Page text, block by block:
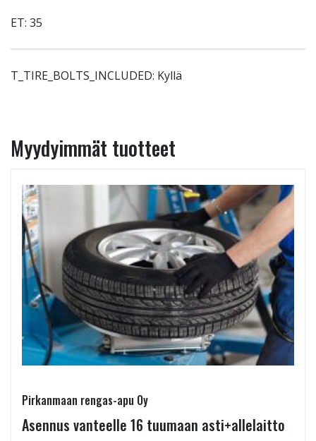
ET: 35
T_TIRE_BOLTS_INCLUDED: Kyllä
Myydyimmät tuotteet
Pirkanmaan rengas-apu Oy
Asennus vanteelle 16 tuumaan asti+allelaitto